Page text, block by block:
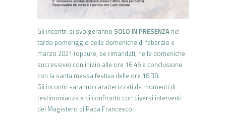
Gli incontri si svolgeranno SOLO IN PRESENZA nel
tardo pomeriggio delle domeniche di febbraio e
marzo 2021 (oppure, se rimandati, nelle domeniche
successive) con inizio alle ore 16.45 e conclusione
con la santa messa festiva delle ore 18.30.
Gli incontri saranno caratterizzati da momenti di
testimonianza e di confronto con diversi interventi
del Magistero di Papa Francesco.